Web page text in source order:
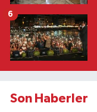
6
Son Haberler